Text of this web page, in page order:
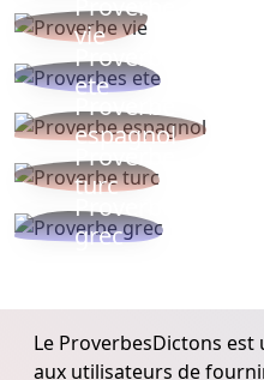
Proverbe
vie
Proverbes
ete
Proverbe
espagnol
Proverbe
turc
Proverbe
grec
Le ProverbesDictons
aux utilisateurs de